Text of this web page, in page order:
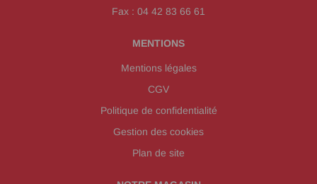
Fax : 04 42 83 66 61
MENTIONS
Mentions légales
CGV
Politique de confidentialité
Gestion des cookies
Plan de site